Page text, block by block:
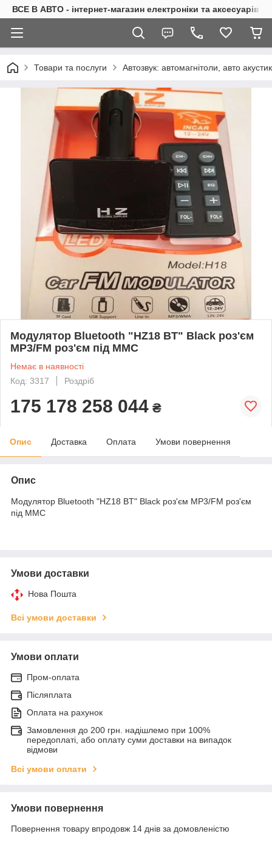
ВСЕ В АВТО - інтернет-магазин електроніки та аксесуарів в
Товари та послуги Автозвук: автомагнітоли, авто
Модулятор Bluetooth "HZ18 BT" Black роз'єм
MP3/FM роз'єм під MMC
Немає в наявності
Код: 3317
Роздріб
175 178 258 044 ₴
Опис Доставка Оплата Умови повернення
Опис
Модулятор Bluetooth "HZ18 BT" Black роз'єм MP3/FM роз'єм
під MMC
Умови доставки
Нова Пошта
Всі умови доставки
Умови оплати
Пром-оплата
Післяплата
Оплата на рахунок
Замовлення до 200 грн. надішлемо при 100%
передоплаті, або оплату суми доставки на випадок
відмови
Всі умови оплати
Умови повернення
Повернення товару впродовж 14 днів за домовленістю